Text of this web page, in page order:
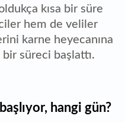
kısa bir süre
hem de veliler
karne heyecanına
bir süreci başlattı.
hangi gün?